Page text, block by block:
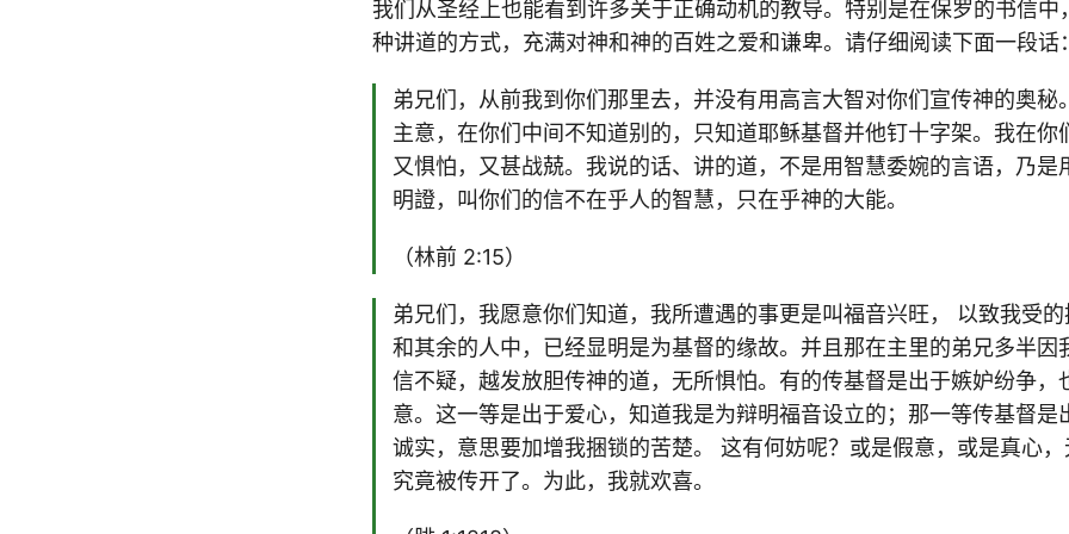
我们从圣经上也能看到许多关于正确动机的教导。特别是在保罗的书信中
种讲道的方式，充满对神和神的百姓之爱和谦卑。请仔细阅读下面一段话
弟兄们，从前我到你们那里去，并没有用高言大智对你们宣传神的奥秘
主意，在你们中间不知道别的，只知道耶稣基督并他钉十字架。我在你
又惧怕，又甚战兢。我说的话、讲的道，不是用智慧委婉的言语，乃是
明證，叫你们的信不在乎人的智慧，只在乎神的大能。
（林前 2:15）
弟兄们，我愿意你们知道，我所遭遇的事更是叫福音兴旺， 以致我受
和其余的人中，已经显明是为基督的缘故。并且那在主里的弟兄多半因
信不疑，越发放胆传神的道，无所惧怕。有的传基督是出于嫉妒纷争，
意。这一等是出于爱心，知道我是为辩明福音设立的；那一等传基督是
诚实，意思要加增我捆锁的苦楚。 这有何妨呢？或是假意，或是真心
究竟被传开了。为此，我就欢喜。